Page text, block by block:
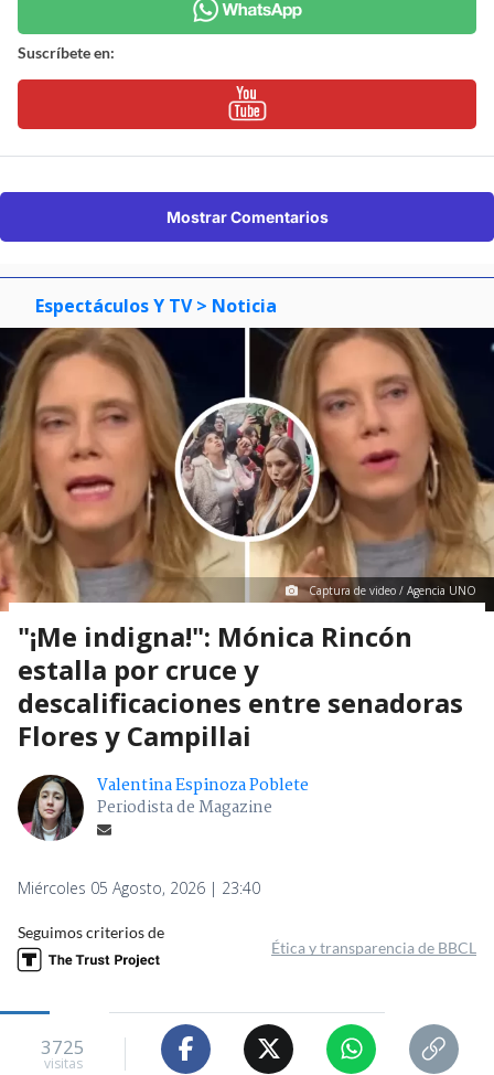
Suscríbete en:
Mostrar Comentarios
Espectáculos Y TV > Noticia
Captura de video / Agencia UNO
"¡Me indigna!": Mónica Rincón
estalla por cruce y
descalificaciones entre senadoras
Flores y Campillai
Valentina Espinoza Poblete
Periodista de Magazine
Miércoles 05 Agosto, 2026 | 23:40
Seguimos criterios de
Ética y transparencia de BBCL
3725
visitas